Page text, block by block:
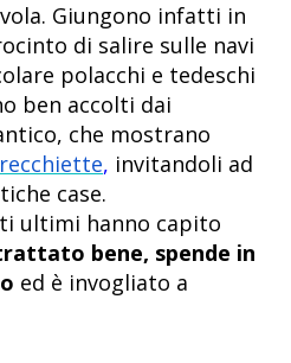
Giungono infatti in
di salire sulle navi
polacchi e tedeschi
ben accolti dai
che mostrano
, invitandoli ad
case.
ultimi hanno capito
bene, spende in
ed è invogliato a